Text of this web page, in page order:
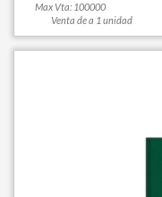
Max Vta: 100000
Venta de a 1 unidad